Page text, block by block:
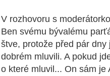
V rozhovoru s
Ben svému bývalému
štve, protože před pár
dobrém mluvili. A pokud
o které mluvil... On sám je